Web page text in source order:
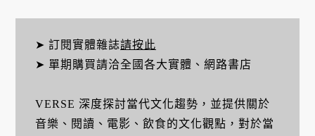
➤ 訂閱實體雜誌請按此
➤ 單期購買請洽全國各大實體、網路書店
VERSE 深度探討當代文化趨勢，並提供關於
音樂、閱讀、電影、飲食的文化觀點，對於當